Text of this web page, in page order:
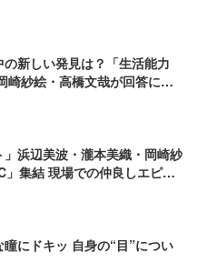
新しい発見は？「生活能力
紗絵・高橋文哉が回答に感
」浜辺美波・瀧本美織・岡崎紗
」集結 現場での仲良しエピソ
にドキッ 自身の“目”につい